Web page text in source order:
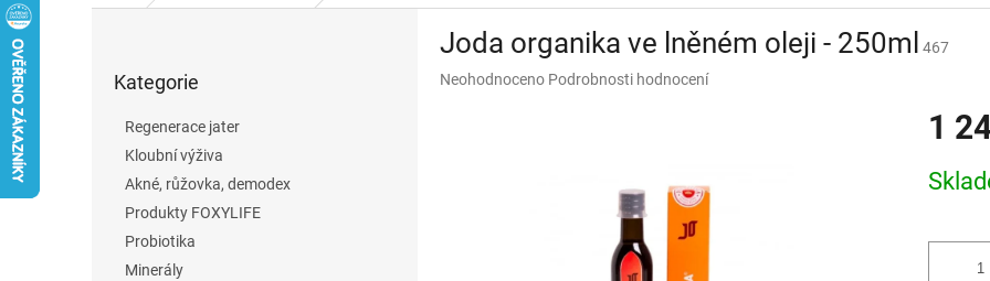
kategorie
Kategorie
Regenerace jater
Kloubní výživa
Akné, růžovka, demodex
Produkty FOXYLIFE
Probiotika
Minerály
Joda organika ve lněném oleji - 250ml
467
Průměrné
Neohodnoceno Podrobnosti hodnocení
1
cena: